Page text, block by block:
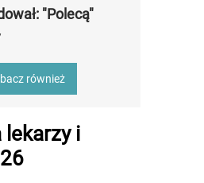
"Polecą"
również
lekarzy i